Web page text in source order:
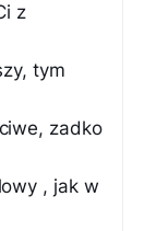
z
tym
zadko
, jak w